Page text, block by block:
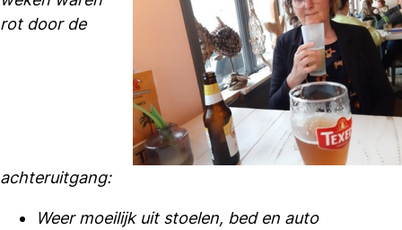
rot door de
achteruitgang:
Weer moeilijk uit stoelen, bed en auto